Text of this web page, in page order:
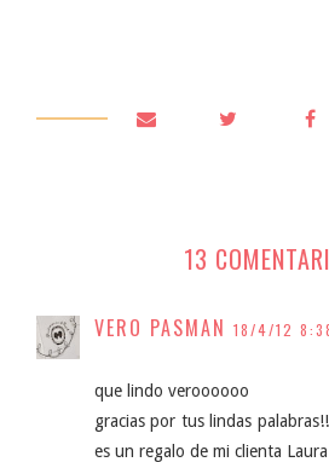
13
VERO PASMAN 18/4/12
que lindo veroooooo
gracias por tus lindas
es un regalo de mi clienta